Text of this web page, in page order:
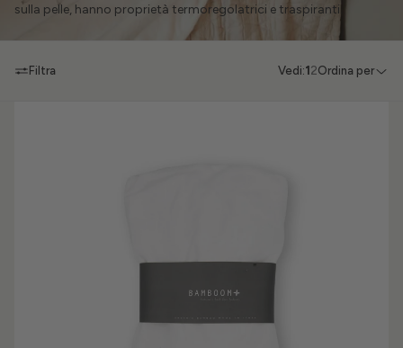
sulla pelle, hanno proprietà termoregolatrici e traspiranti.
Filtra Vedi:1 2Ordina per